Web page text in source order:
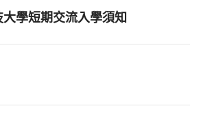
學短期交流入學須知